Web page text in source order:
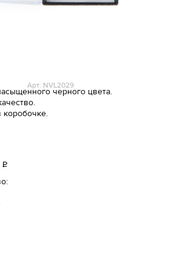
Арт: NVL2029
черного цвета.
коробочке.
Р